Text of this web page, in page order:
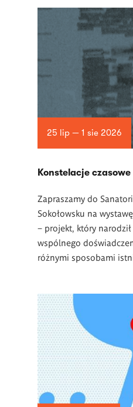
artykułów
25 lip — 1 sie 2026
Konstelacje czasowe
Zapraszamy do
Sokołowsku na
– projekt, który
wspólnego
różnymi sposobami